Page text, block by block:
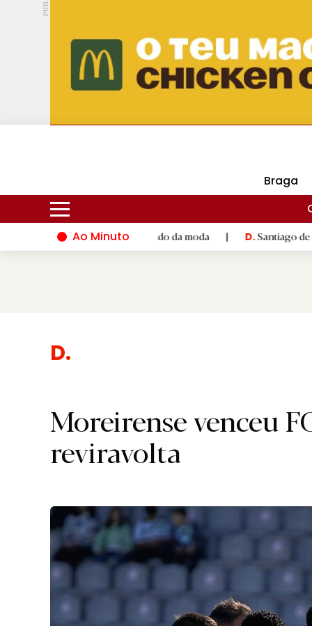
PUB.
Hoje 16ºC 29ºC DMtv
Braga
Ao Minuto
inovação do mundo da moda D.Santiago de Compostela
Desporto
Moreirense venceu
reviravolta